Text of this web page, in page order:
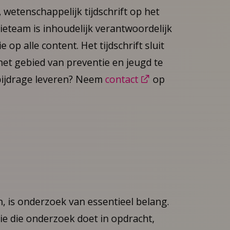
wetenschappelijk tijdschrift op het
is inhoudelijk verantwoordelijk
op alle content. Het tijdschrift sluit
gebied van preventie en jeugd te
leveren? Neem contact
op
is onderzoek van essentieel belang.
die onderzoek doet in opdracht,